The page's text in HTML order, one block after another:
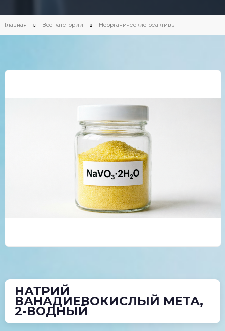
Главная Все категории Неорганические реактивы
НАТРИЙ
ВАНАДИЕВОКИСЛЫЙ МЕТА,
2-ВОДНЫЙ